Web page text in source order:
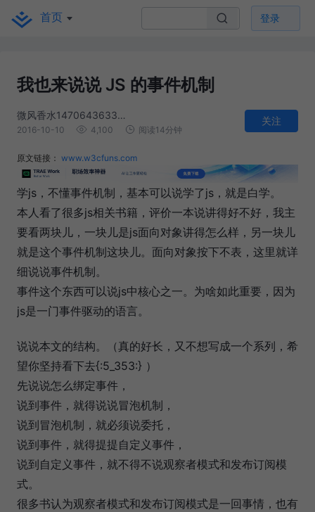
首页 登录
我也来说说 JS 的事件机制
微风香水1470643633000
2016-10-10 4,100 阅读14分钟
关注
原文链接： www.w3cfuns.com
学js，不懂事件机制，基本可以说学了js，就是白学。
本人看了很多js相关书籍，评价一本说讲得好不好，我主
要看两块儿，一块儿是js面向对象讲得怎么样，另一块儿
就是这个事件机制这块儿。面向对象按下不表，这里就详
细说说事件机制。
事件这个东西可以说js中核心之一。为啥如此重要，因为
js是一门事件驱动的语言。
说说本文的结构。（真的好长，又不想写成一个系列，希
望你坚持看下去{:5_353:} ）
先说说怎么绑定事件，
说到事件，就得说说冒泡机制，
说到冒泡机制，就必须说委托，
说到事件，就得提提自定义事件，
说到自定义事件，就不得不说观察者模式和发布订阅模
式。
很多书认为观察者模式和发布订阅模式是一回事情，也有